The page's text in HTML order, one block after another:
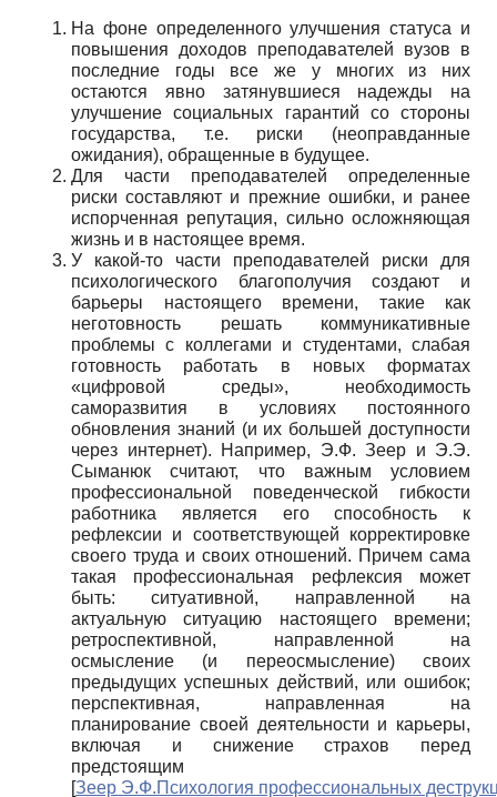
На фоне определенного улучшения статуса и
повышения доходов преподавателей вузов в
последние годы все же у многих из них
остаются явно затянувшиеся надежды на
улучшение социальных гарантий со стороны
государства, т.е. риски (неоправданные
ожидания), обращенные в будущее.
Для части преподавателей определенные
риски составляют и прежние ошибки, и ранее
испорченная репутация, сильно осложняющая
жизнь и в настоящее время.
У какой-то части преподавателей риски для
психологического благополучия создают и
барьеры настоящего времени, такие как
неготовность решать коммуникативные
проблемы с коллегами и студентами, слабая
готовность работать в новых форматах
«цифровой среды», необходимость
саморазвития в условиях постоянного
обновления знаний (и их большей доступности
через интернет). Например, Э.Ф. Зеер и Э.Э.
Сыманюк считают, что важным условием
профессиональной поведенческой гибкости
работника является его способность к
рефлексии и соответствующей корректировке
своего труда и своих отношений. Причем сама
такая профессиональная рефлексия может
быть: ситуативной, направленной на
актуальную ситуацию настоящего времени;
ретроспективной, направленной на
осмысление (и переосмысление) своих
предыдущих успешных действий, или ошибок;
перспективная, направленная на
планирование своей деятельности и карьеры,
включая и снижение страхов перед
предстоящим
[Зеер Э.Ф.Психология профессиональных